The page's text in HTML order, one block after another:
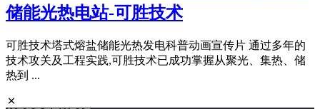
储能光热电站-可胜技术
可胜技术塔式熔盐储能光热发电科普动画宣传片 通过多年的
技术攻关及工程实践,可胜技术已成功掌握从聚光、集热、储
热到 ...